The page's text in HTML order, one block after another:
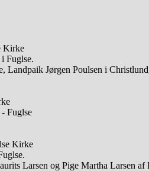
Kirke
Fuglse.
Landpaik Jørgen Poulsen i
Fuglse
Kirke
Larsen og Pige Martha Larsen af